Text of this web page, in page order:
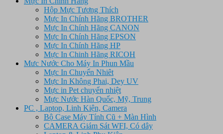
Hộp Mực Tương Thích
Mực In Chính Hãng BROTHER
Mực In Chính Hãng CANON
Mực In Chính Hãng EPSON
Mực In Chính Hãng HP
Mực In Chinh Hãng RICOH
Mưc Nước Cho Máy In Phun Mầu
Mực In Chuyển Nhiêt
Mực In Không Phai, Dey UV
Mực in Pet chuyển nhiệt
Mực Nước Hàn Quốc, Mỹ, Trung
PC , Laptop, Linh Kiện, Camera
Bộ Case Máy Tính Cũ + Màn Hình
CAMERA Giám Sát WFI, Có dây